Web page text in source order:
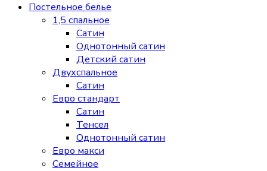
Постельное белье
1,5 спальное
Сатин
Однотонный сатин
Детский сатин
Двухспальное
Сатин
Евро стандарт
Сатин
Тенсел
Однотонный сатин
Евро макси
Семейное